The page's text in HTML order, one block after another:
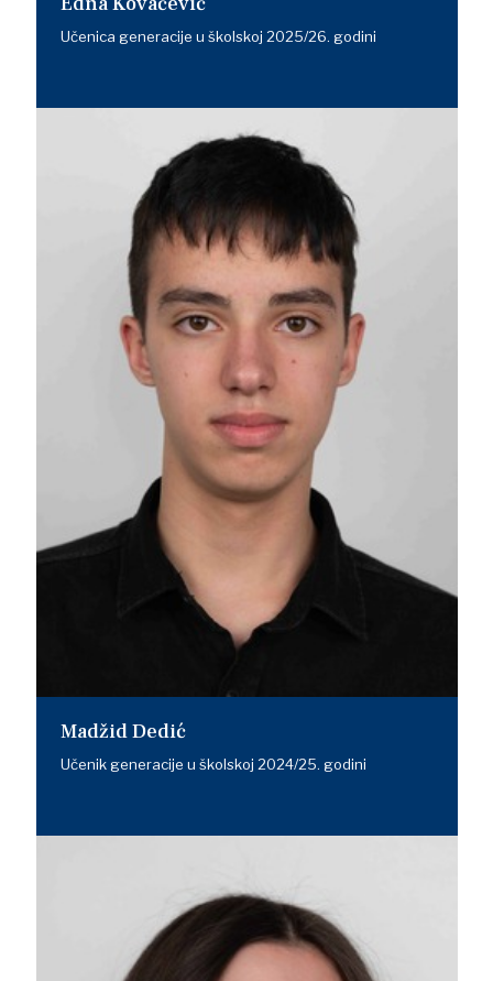
Učenica generacije u školskoj 2025/26. godini
Madžid Dedić
Učenik generacije u školskoj 2024/25. godini